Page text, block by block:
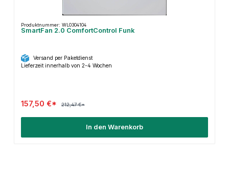
Produktnummer: WL0304104
SmartFan 2.0 ComfortControl Funk
Versand per Paketdienst
Lieferzeit innerhalb von 2-4 Wochen
157,50 €* 212,47 €*
In den Warenkorb